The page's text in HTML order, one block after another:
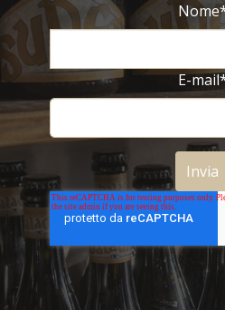
Nome
E-mail